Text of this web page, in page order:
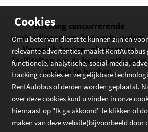
Cookies
Om u beter van dienst te kunnen zijn en
relevante advertenties, maakt RentAutobus
functionele, analytische, social media,
tracking cookies en vergelijkbare
RentAutobus of derden worden geplaatst.
over deze cookies kunt u vinden in onze
hiernaast op "Ik ga akkoord" te klikken of
maken van deze website(bijvoorbeeld door
Ontvang concurrerende
aanbiedingen van bus verhuurders.
Vergelijk kosten, plaatsen en
faciliteiten om de beste optie voor
uw reis te boeken.